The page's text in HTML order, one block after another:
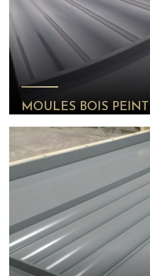
MOULES BOIS PEINT